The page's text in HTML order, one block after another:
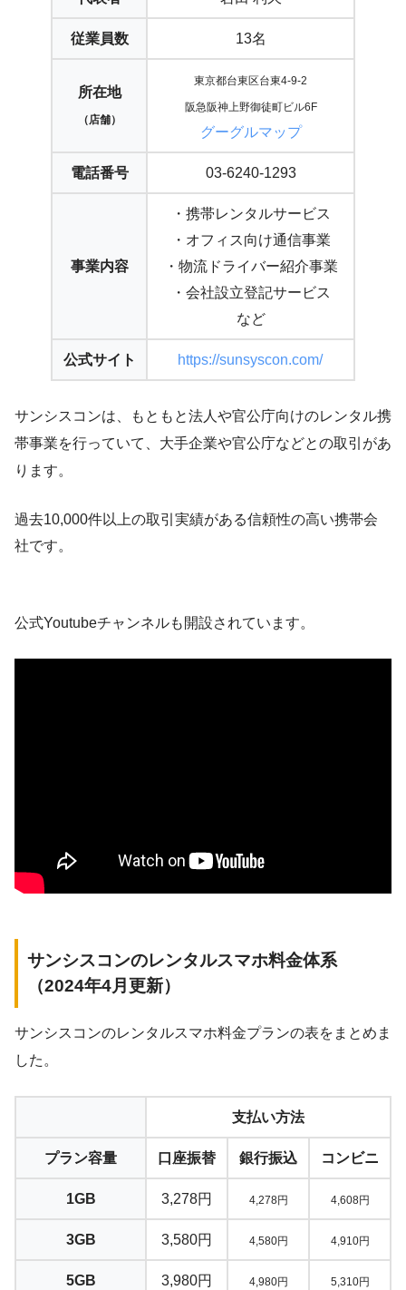
従業員数 13名
所在地
（店舗）
東京都台東区台東4-9-2
阪急阪神上野御徒町ビル6F
グーグルマップ
電話番号 03-6240-1293
事業内容
・携帯レンタルサービス
・オフィス向け通信事業
・物流ドライバー紹介事業
・会社設立登記サービス
など
公式サイト https://sunsyscon.com/
サンシスコンは、もともと法人や官公庁向けのレンタル携
帯事業を行っていて、大手企業や官公庁などとの取引があ
ります。
過去10,000件以上の取引実績がある信頼性の高い携帯会
社です。
公式Youtubeチャンネルも開設されています。
サンシスコンのレンタルスマホ料金体系
（2024年4月更新）
サンシスコンのレンタルスマホ料金プランの表をまとめま
した。
支払い方法
プラン容量 口座振替 銀行振込 コンビニ
1GB 3,278円 4,278円 4,608円
3GB 3,580円 4,580円 4,910円
5GB 3,980円 4,980円 5,310円